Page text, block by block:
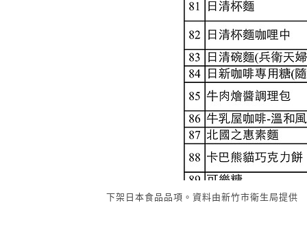
下架日本食品品項。資料由新竹市衛生局提供